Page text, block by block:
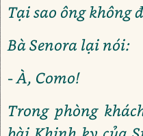
Tại sao ông không
Bà Senora lại nói:
- À, Como!
Trong phòng